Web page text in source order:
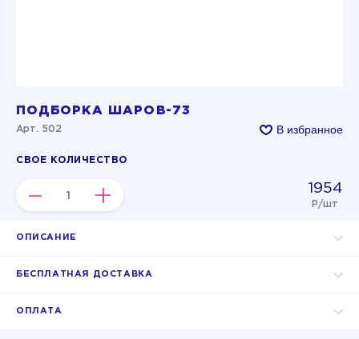
ПОДБОРКА ШАРОВ-73
Арт. 502 В избранное
СВОЕ КОЛИЧЕСТВО
– + 1954
Р/шт
ОПИСАНИЕ
БЕСПЛАТНАЯ ДОСТАВКА
ОПЛАТА